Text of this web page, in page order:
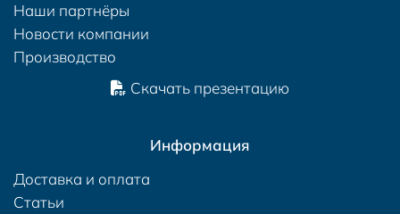
Наши партнёры
Новости компании
Производство
Скачать презентацию
Информация
Доставка и оплата
Статьи